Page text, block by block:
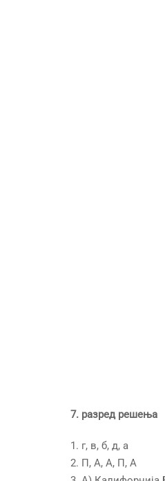
7. разред решења
1. г, в, б, д, а
2. П, А, А, П, А